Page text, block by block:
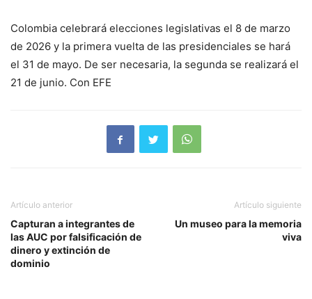
Colombia celebrará elecciones legislativas el 8 de marzo
de 2026 y la primera vuelta de las presidenciales se hará
el 31 de mayo. De ser necesaria, la segunda se realizará el
21 de junio. Con EFE
Artículo anterior
Capturan a integrantes de
las AUC por falsificación de
dinero y extinción de
dominio
Artículo siguiente
Un museo para la memoria
viva